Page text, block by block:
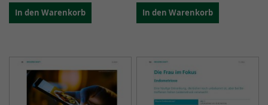
In den Warenkorb In den Warenkorb